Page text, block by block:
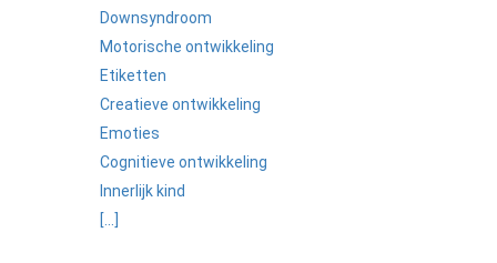
Downsyndroom
Motorische ontwikkeling
Etiketten
Creatieve ontwikkeling
Emoties
Cognitieve ontwikkeling
Innerlijk kind
[...]